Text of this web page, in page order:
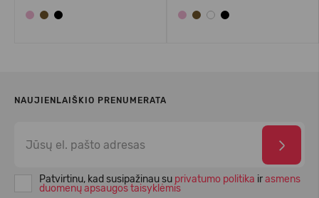
NAUJIENLAIŠKIO PRENUMERATA
Patvirtinu, kad susipažinau su privatumo politika irasmens
duomenų apsaugos taisyklėmis